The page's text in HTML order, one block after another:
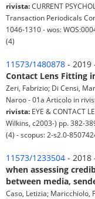
rivista:CURRENT
Transaction Periodicals
1046-1310 - wos:
(4)
11573/1480878 - 2019
Contact Lens Fitting
Zeri, Fabrizio; Di Censi,
Naroo - 01a Articolo in
rivista: EYE & CONTACT
Wilkins, c2003-) pp. 382-
(4) - scopus: 2-s2.0-
11573/1233504 - 2018
when assessing
between media,
Caso, Letizia; Maricchiolo,